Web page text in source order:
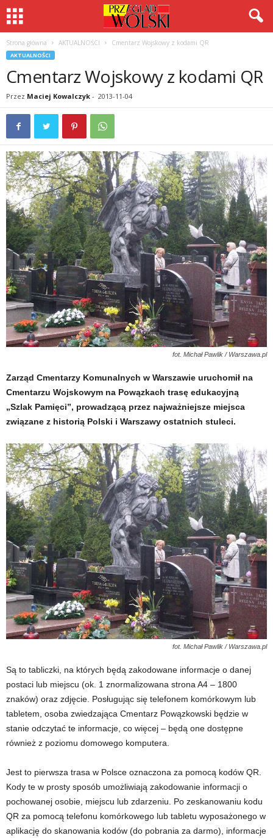
Strona główna AKTUALNOŚCI Cmentarz Wojskowy z kodami QR
AKTUALNOŚCI
Cmentarz Wojskowy z kodami QR
Przez Maciej Kowalczyk - 2013-11-04
fot. Michał Pawlik / Warszawa.pl
Zarząd Cmentarzy Komunalnych w Warszawie uruchomił na
Cmentarzu Wojskowym na Powązkach trasę edukacyjną
„Szlak Pamięci”, prowadzącą przez najważniejsze miejsca
związane z historią Polski i Warszawy ostatnich stuleci.
fot. Michał Pawlik / Warszawa.pl
Są to tabliczki, na których będą zakodowane informacje o danej
postaci lub miejscu (ok. 1 znormalizowana strona A4 – 1800
znaków) oraz zdjęcie. Posługując się telefonem komórkowym lub
tabletem, osoba zwiedzająca Cmentarz Powązkowski będzie w
stanie odczytać te informacje, co więcej – będą one dostępne
również z poziomu domowego komputera.
Jest to pierwsza trasa w Polsce oznaczona za pomocą kodów QR.
Kody te w prosty sposób umożliwiają zakodowanie informacji o
pochowanej osobie, miejscu lub zdarzeniu. Po zeskanowaniu kodu
QR za pomocą telefonu komórkowego lub tabletu wyposażonego w
aplikację do skanowania kodów (do pobrania za darmo), informacje